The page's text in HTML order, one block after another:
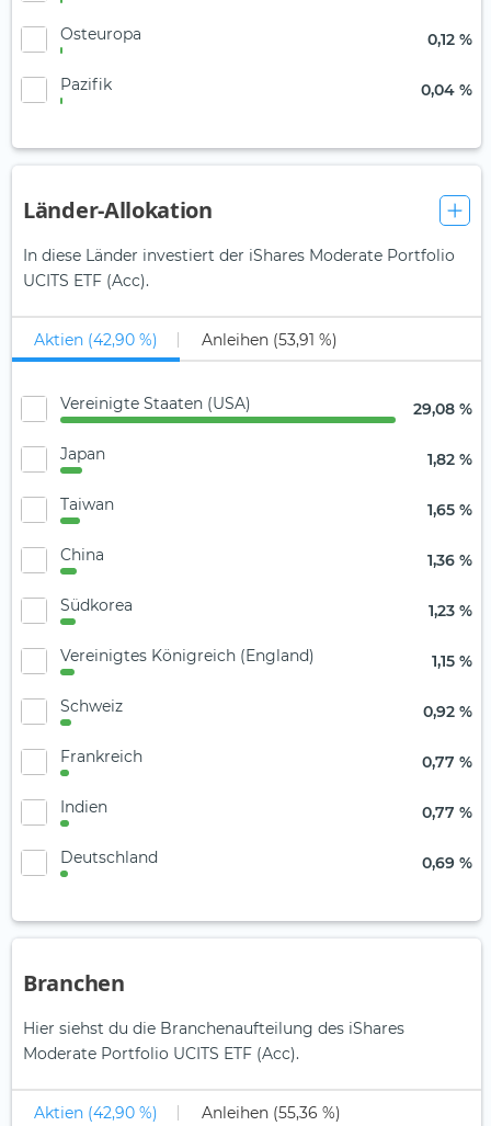
Osteuropa 0,12 %
Pazifik 0,04 %
Länder-Allokation
In diese Länder investiert der iShares Moderate Portfolio
UCITS ETF (Acc).
Aktien (42,90 %) Anleihen (53,91 %)
Vereinigte Staaten (USA) 29,08 %
Japan 1,82 %
Taiwan 1,65 %
China 1,36 %
Südkorea 1,23 %
Vereinigtes Königreich (England) 1,15 %
Schweiz 0,92 %
Frankreich 0,77 %
Indien 0,77 %
Deutschland 0,69 %
Branchen
Hier siehst du die Branchenaufteilung des iShares
Moderate Portfolio UCITS ETF (Acc).
Aktien (42,90 %) Anleihen (55,36 %)